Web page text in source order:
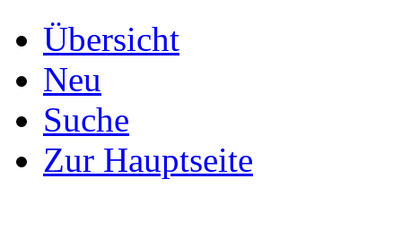
Übersicht
Neu
Suche
Zur Hauptseite